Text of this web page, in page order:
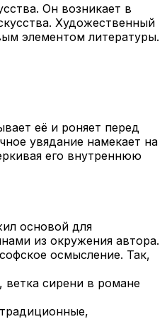
Он возникает в
Художественный
элементом литературы.
её и роняет перед
увядание намекает на
его внутреннюю
основой для
из окружения автора.
осмысление. Так,
ветка сирени в романе